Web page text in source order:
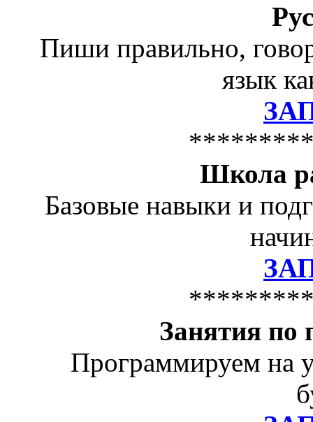
Пиши правильно,
язык
Школа
Базовые навыки и
Занятия по
Программируем на